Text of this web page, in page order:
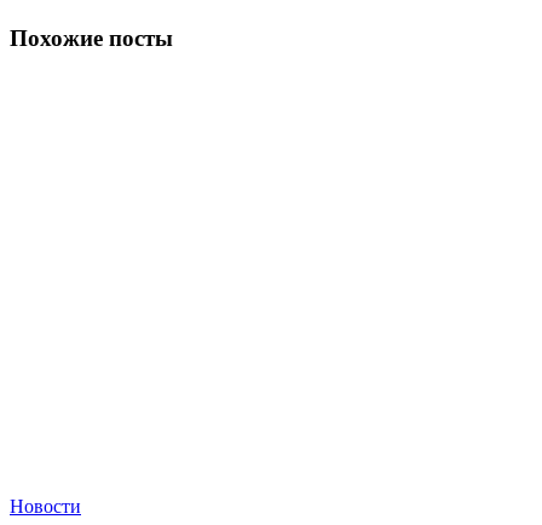
Похожие посты
Новости